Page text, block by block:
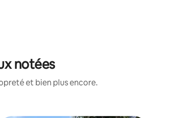
notées
et bien plus encore.